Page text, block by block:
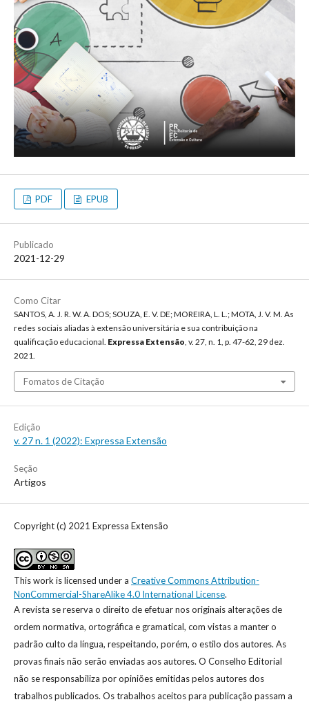
PDF EPUB
Publicado
2021-12-29
Como Citar
SANTOS, A. J. R. W. A. DOS; SOUZA, E. V. DE; MOREIRA, L. L.; MOTA, J. V. M. As
redes sociais aliadas à extensão universitária e sua contribuição na
qualificação educacional. Expressa Extensão , v. 27, n. 1, p. 47-62, 29 dez.
2021.
Fomatos de Citação
Edição
v. 27 n. 1 (2022): Expressa Extensão
Seção
Artigos
Copyright (c) 2021 Expressa Extensão
This work is licensed under a Creative Commons Attribution-
NonCommercial-ShareAlike 4.0 International License.
A revista se reserva o direito de efetuar nos originais alterações de
ordem normativa, ortográfica e gramatical, com vistas a manter o
padrão culto da língua, respeitando, porém, o estilo dos autores. As
provas finais não serão enviadas aos autores. O Conselho Editorial
não se responsabiliza por opiniões emitidas pelos autores dos
trabalhos publicados. Os trabalhos aceitos para publicação passam a